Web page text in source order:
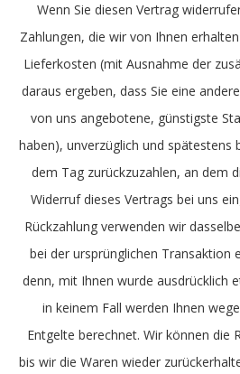
Wenn Sie diesen Vertrag
Zahlungen, die wir von Ihnen
Lieferkosten (mit Ausnahme der
daraus ergeben, dass Sie eine
von uns angebotene, günstigste
haben), unverzüglich und spätestens
dem Tag zurückzuzahlen, an dem
Widerruf dieses Vertrags bei uns
Rückzahlung verwenden wir
bei der ursprünglichen Transaktion
denn, mit Ihnen wurde ausdrücklich
in keinem Fall werden Ihnen
Entgelte berechnet. Wir können die
bis wir die Waren wieder